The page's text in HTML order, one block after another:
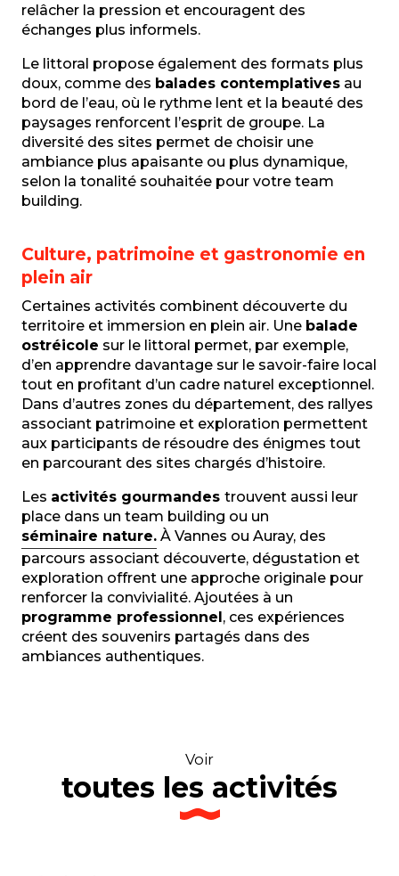
relâcher la pression et encouragent des
échanges plus informels.
Le littoral propose également des formats plus
doux, comme des balades contemplatives au
bord de l’eau, où le rythme lent et la beauté des
paysages renforcent l’esprit de groupe. La
diversité des sites permet de choisir une
ambiance plus apaisante ou plus dynamique,
selon la tonalité souhaitée pour votre team
building.
Culture, patrimoine et gastronomie en
plein air
Certaines activités combinent découverte du
territoire et immersion en plein air. Une balade
ostréicole sur le littoral permet, par exemple,
d’en apprendre davantage sur le savoir-faire local
tout en profitant d’un cadre naturel exceptionnel.
Dans d’autres zones du département, des rallyes
associant patrimoine et exploration permettent
aux participants de résoudre des énigmes tout
en parcourant des sites chargés d’histoire.
Les activités gourmandes trouvent aussi leur
place dans un team building ou un
séminaire nature. À Vannes ou Auray, des
parcours associant découverte, dégustation et
exploration offrent une approche originale pour
renforcer la convivialité. Ajoutées à un
programme professionnel, ces expériences
créent des souvenirs partagés dans des
ambiances authentiques.
Voir
toutes les activités